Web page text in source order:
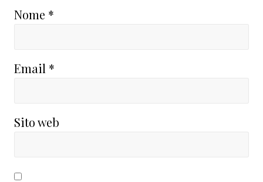
Nome *
Email *
Sito web